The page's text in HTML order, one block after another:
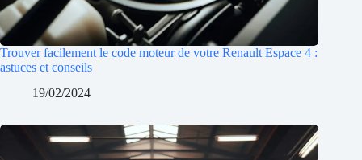
Trouver facilement le code moteur de votre Renault Espace 4 :
astuces et conseils
19/02/2024